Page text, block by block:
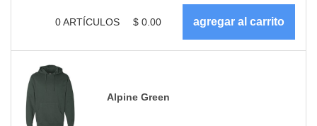
0ARTÍCULOS $ 0.00
Alpine Green